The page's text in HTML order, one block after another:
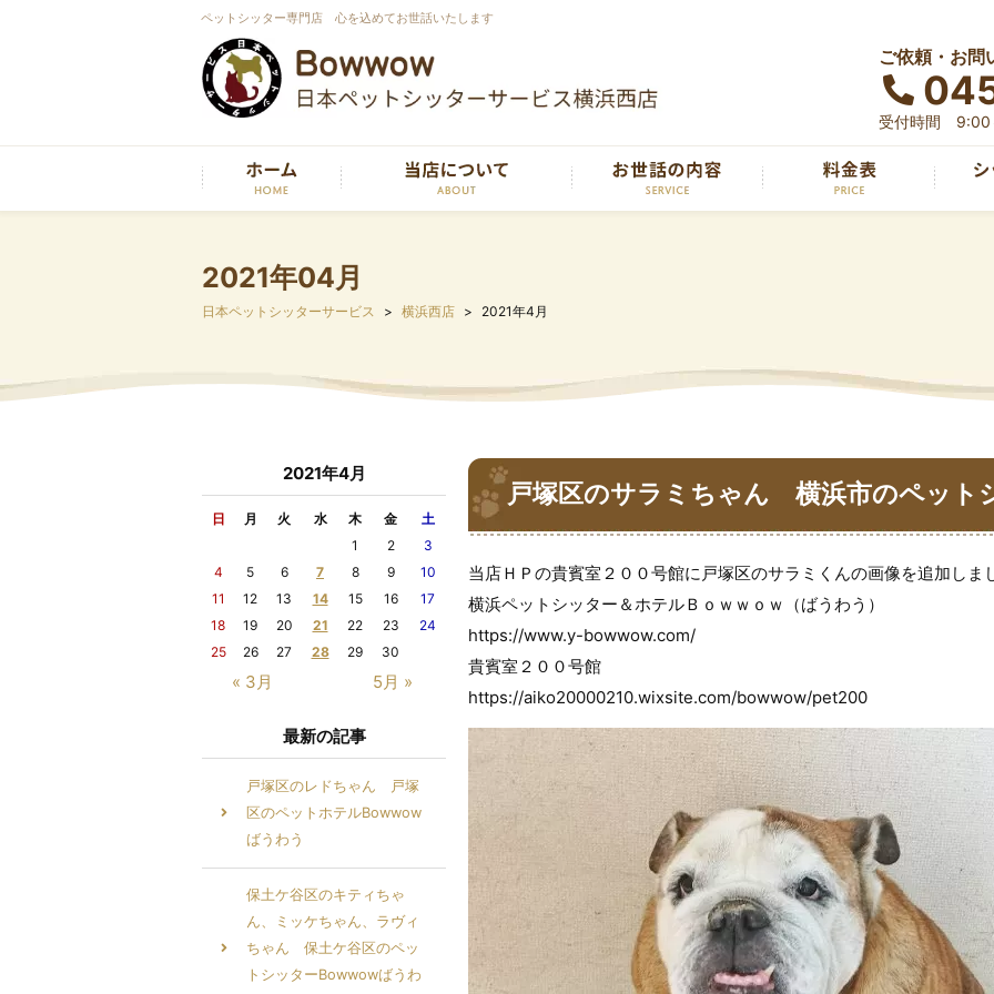
ペットシッター専門店 心を込めてお世話いたします
ご依頼・お問
受付時間 9:00
2021年04月
日本ペットシッターサービス 横浜西店 2021年4月
戸塚区のサラミちゃん 横浜市のペッ
ｗ（ばうわう）
当店ＨＰの貴賓室２００号館に戸塚区のサラミくんの画像を追加しま
横浜ペットシッター＆ホテルＢｏｗｗｏｗ（ばうわう）
https://www.y-bowwow.com/
貴賓室２００号館
https://aiko20000210.wixsite.com/bowwow/pet200
2021年4月
日 月 火 水 木 金 土
« 3月 5月 »
1 2
3
4
5 6 7 8 9
10
11
12 13 14 15 16
17
18
19 20 21 22 23
24
25
26 27 28 29 30
最新の記事
戸塚区のレドちゃん 戸塚
区のペットホテルBowwow
ばうわう
保土ケ谷区のキティちゃ
ん、ミッケちゃん、ラヴィ
ちゃん 保土ケ谷区のペッ
トシッターBowwowばうわ